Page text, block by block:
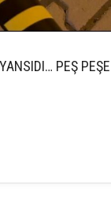
PEŞ